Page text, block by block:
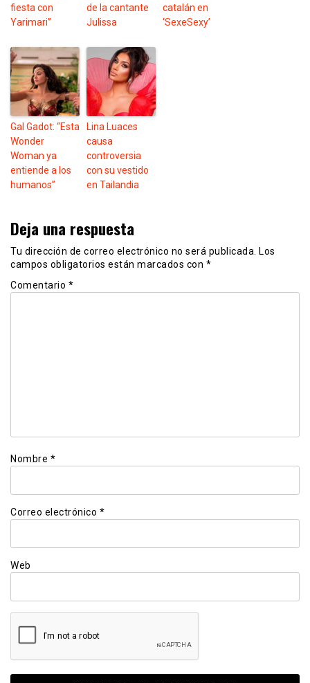
fiesta con
Yarimari”
de la cantante
Julissa
catalán en
‘SexeSexy’
Gal Gadot: “Esta
Wonder
Woman ya
entiende a los
humanos”
Lina Luaces
causa
controversia
con su vestido
en Tailandia
Deja una respuesta
Tu dirección de correo electrónico no será publicada. Los
campos obligatorios están marcados con *
Comentario *
Nombre *
Correo electrónico *
Web